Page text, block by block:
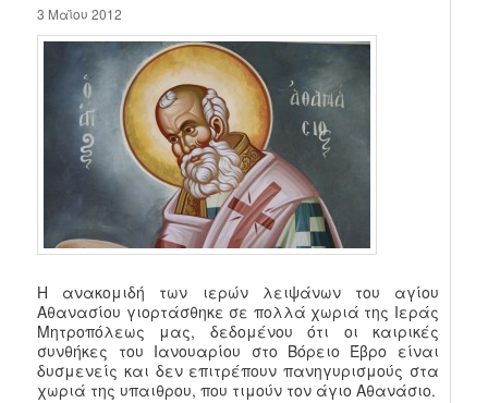
3 Μαΐου 2012
Η ανακομιδή των ιερών λειψάνων του αγίου
Αθανασίου γιορτάσθηκε σε πολλά χωριά της Ιεράς
Μητροπόλεως μας, δεδομένου ότι οι καιρικές
συνθήκες του Ιανουαρίου στο Βόρειο Έβρο είναι
δυσμενείς και δεν επιτρέπουν πανηγυρισμούς στα
χωριά της υπαιθρου, που τιμούν τον άγιο Αθανάσιο.